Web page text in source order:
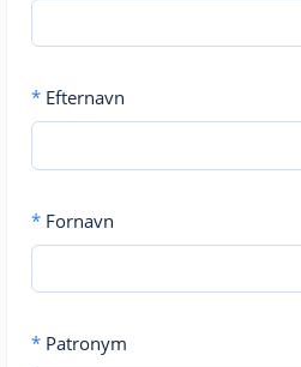
* Efternavn
* Fornavn
* Patronym